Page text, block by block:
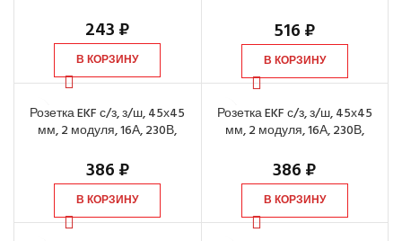
243₽
В КОРЗИНУ
516₽
В КОРЗИНУ
Розетка EKF с/з, з/ш, 45х45
мм, 2 модуля, 16А, 230В,
386₽
В КОРЗИНУ
Розетка EKF с/з, з/ш, 45х45
мм, 2 модуля, 16А, 230В,
386₽
В КОРЗИНУ